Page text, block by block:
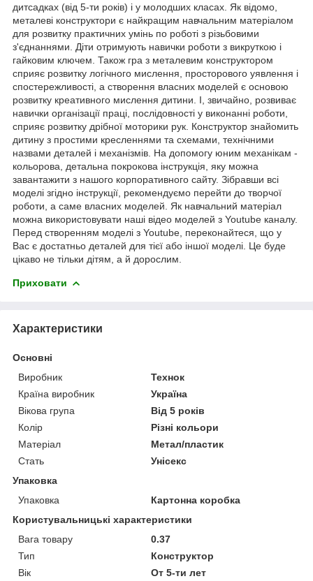
дитсадках (від 5-ти років) і у молодших класах. Як відомо,
металеві конструктори є найкращим навчальним матеріалом
для розвитку практичних умінь по роботі з різьбовими
з'єднаннями. Діти отримують навички роботи з викруткою і
гайковим ключем. Також гра з металевим конструктором
сприяє розвитку логічного мислення, просторового уявлення і
спостережливості, а створення власних моделей є основою
розвитку креативного мислення дитини. І, звичайно, розвиває
навички організації праці, послідовності у виконанні роботи,
сприяє розвитку дрібної моторики рук. Конструктор знайомить
дитину з простими кресленнями та схемами, технічними
назвами деталей і механізмів. На допомогу юним механікам -
кольорова, детальна покрокова інструкція, яку можна
завантажити з нашого корпоративного сайту. Зібравши всі
моделі згідно інструкції, рекомендуємо перейти до творчої
роботи, а саме власних моделей. Як навчальний матеріал
можна використовувати наші відео моделей з Youtube каналу.
Перед створенням моделі з Youtube, переконайтеся, що у
Вас є достатньо деталей для тієї або іншої моделі. Це буде
цікаво не тільки дітям, а й дорослим.
Приховати
Характеристики
Основні
Виробник
Технок
Країна виробник
Україна
Вікова група
Від 5 років
Колір
Різні кольори
Матеріал
Метал/пластик
Стать
Унісекс
Упаковка
Упаковка
Картонна коробка
Користувальницькі характеристики
Вага товару
0.37
Тип
Конструктор
Вік
От 5-ти лет